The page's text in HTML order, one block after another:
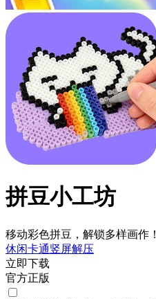
拼豆小工坊
移动彩色拼豆，解锁多样画作！
休闲卡通竖屏解压
立即下载
官方正版